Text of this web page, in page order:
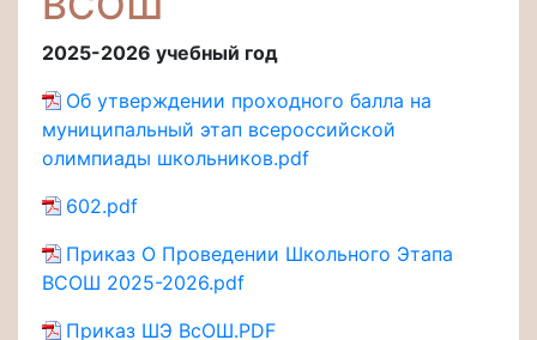
2025-2026 учебный год
Об утверждении проходного балла на
муниципальный этап всероссийской
олимпиады школьников.pdf
602.pdf
Приказ О Проведении Школьного Этапа
ВСОШ 2025-2026.pdf
Приказ ШЭ ВсОШ.PDF